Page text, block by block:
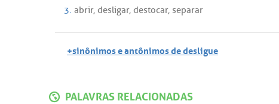
3. abrir, desligar, destocar, separar
+sinônimos e antônimos de desligue
PALAVRAS RELACIONADAS